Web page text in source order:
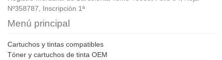
Nº358787, Inscripción 1ª
Menú principal
Cartuchos y tintas compatibles
Tóner y cartuchos de tinta OEM